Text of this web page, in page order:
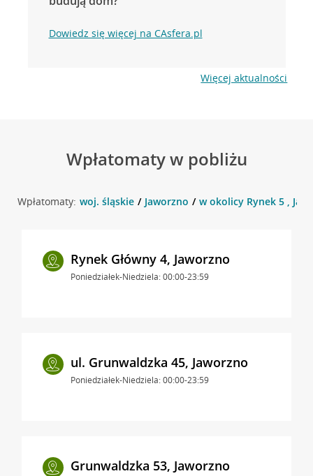
Dowiedz się więcej na CAsfera.pl
Więcej aktualności
Wpłatomaty w pobliżu
Wpłatomaty: woj. śląskie Jaworzno w okolicy Rynek 5 ,
Rynek Główny 4, Jaworzno
Poniedziałek-Niedziela: 00:00-23:59
ul. Grunwaldzka 45, Jaworzno
Poniedziałek-Niedziela: 00:00-23:59
Grunwaldzka 53, Jaworzno